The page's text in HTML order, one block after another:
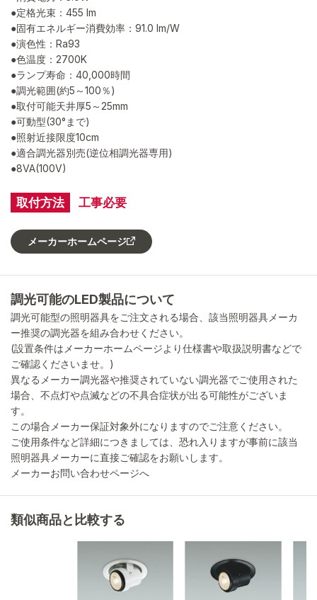
取付方法 工事必要
●定格光束：455 lm
●固有エネルギー消費効率：91.0 lm/W
●演色性：Ra93
●色温度：2700K
●ランプ寿命：40,000時間
●調光範囲(約5～100％)
●取付可能天井厚5～25mm
●可動型(30°まで)
●照射近接限度10cm
●適合調光器別売(逆位相調光器専用)
●8VA(100V)
メーカーホームページ
調光可能のLED製品について
調光可能型の照明器具をご注文される場合、該当照明器具メーカ
ー推奨の調光器を組み合わせください。
(設置条件はメーカーホームページより仕様書や取扱説明書などで
ご確認くださいませ。)
異なるメーカー調光器や推奨されていない調光器でご使用された
場合、不点灯や点滅などの不具合症状が出る可能性がございま
す。
この場合メーカー保証対象外になりますのでご注意ください。
ご使用条件など詳細につきましては、恐れ入りますが事前に該当
照明器具メーカーに直接ご確認をお願いします。
メーカーお問い合わせページへ
類似商品と比較する